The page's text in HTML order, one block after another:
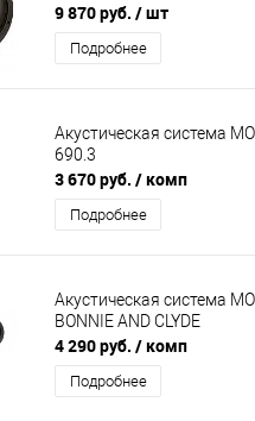
9 870 руб. / шт
Подробнее
Акустическая система
690.3
3 670 руб. / комп
Подробнее
Акустическая система
BONNIE AND CLYDE
4 290 руб. / комп
Подробнее